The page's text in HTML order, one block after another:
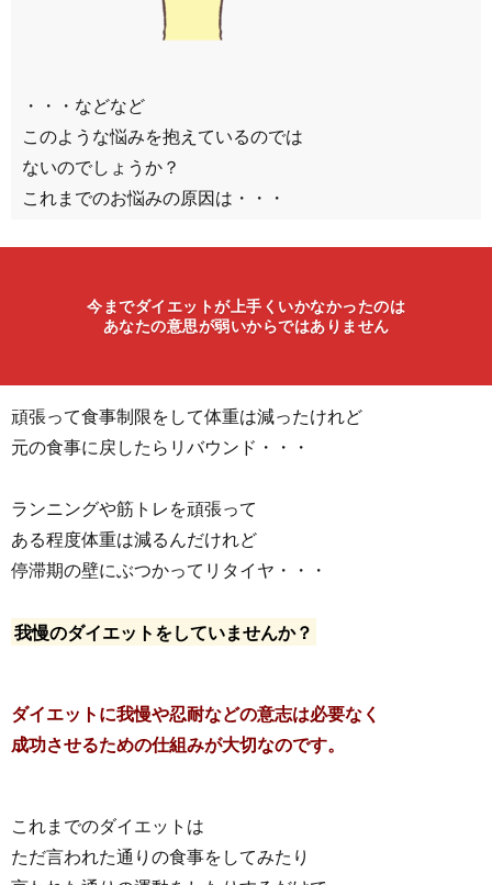
・・・などなど
このような悩みを抱えているのでは
ないのでしょうか？
これまでのお悩みの原因は・・・
今までダイエットが上手くいかなかったのは
あなたの意思が弱いからではありません
頑張って食事制限をして体重は減ったけれど
元の食事に戻したらリバウンド・・・
ランニングや筋トレを頑張って
ある程度体重は減るんだけれど
停滞期の壁にぶつかってリタイヤ・・・
我慢のダイエットをしていませんか？
ダイエットに我慢や忍耐などの意志は必要なく
成功させるための仕組みが大切なのです。
これまでのダイエットは
ただ言われた通りの食事をしてみたり